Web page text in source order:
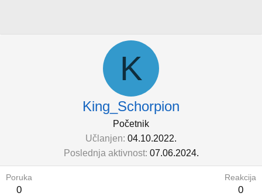
K
King_Schorpion
Početnik
Učlanjen 04.10.2022.
Poslednja aktivnost 07.06.2024.
Poruka
0
Reakcija
0